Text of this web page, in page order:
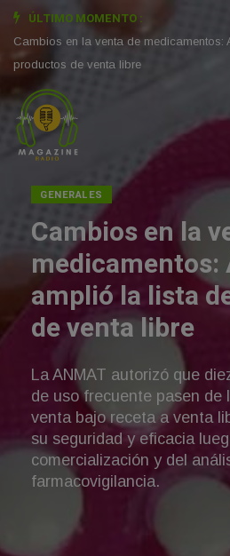
ÚLTIMO MOMENTO :
Cambios en la venta de medicamentos:
productos de venta libre
Soledad Pastorutti estrenó el capítulo
en Victoria y Diamante
DEPORTES
TC:
en
una